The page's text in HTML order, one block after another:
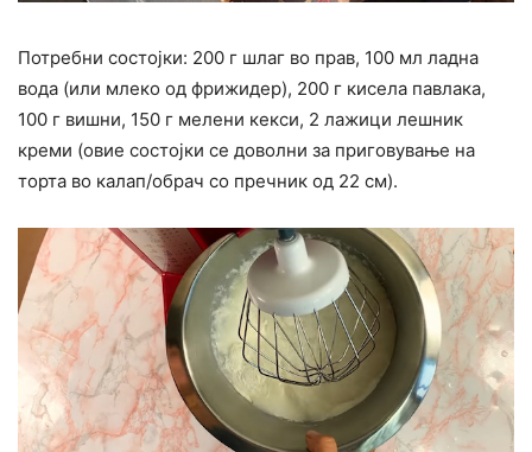
Потребни состојки: 200 г шлаг во прав, 100 мл ладна
вода (или млеко од фрижидер), 200 г кисела павлака,
100 г вишни, 150 г мелени кекси, 2 лажици лешник
креми (овие состојки се доволни за приговување на
торта во калап/обрач со пречник од 22 см).